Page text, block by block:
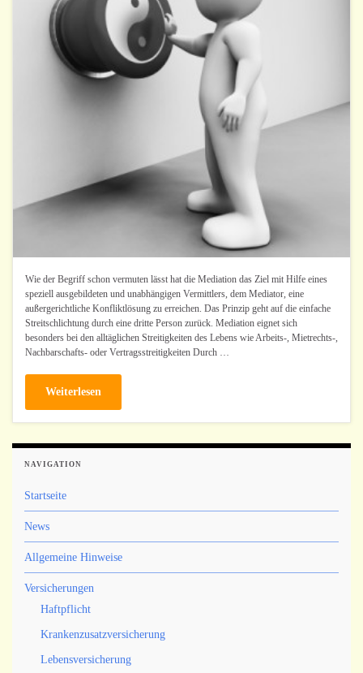
Wie der Begriff schon vermuten lässt hat die Mediation das Ziel mit Hilfe eines
speziell ausgebildeten und unabhängigen Vermittlers, dem Mediator, eine
außergerichtliche Konfliktlösung zu erreichen. Das Prinzip geht auf die einfache
Streitschlichtung durch eine dritte Person zurück. Mediation eignet sich
besonders bei den alltäglichen Streitigkeiten des Lebens wie Arbeits-, Mietrechts-,
Nachbarschafts- oder Vertragsstreitigkeiten Durch …
Weiterlesen
NAVIGATION
Startseite
News
Allgemeine Hinweise
Versicherungen
Haftpflicht
Krankenzusatzversicherung
Lebensversicherung